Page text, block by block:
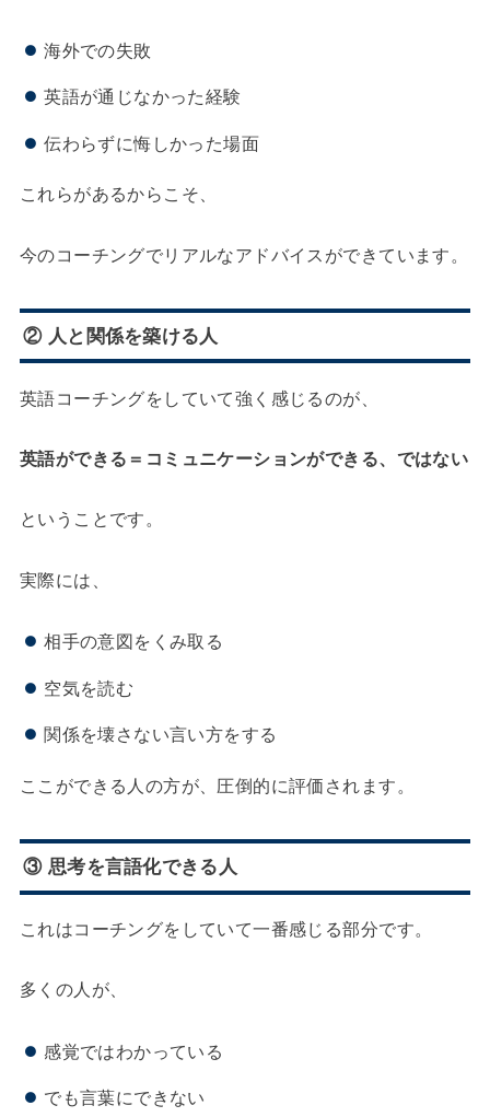
海外での失敗
英語が通じなかった経験
伝わらずに悔しかった場面
これらがあるからこそ、
今のコーチングでリアルなアドバイスができています。
② 人と関係を築ける人
英語コーチングをしていて強く感じるのが、
英語ができる＝コミュニケーションができる、ではない
ということです。
実際には、
相手の意図をくみ取る
空気を読む
関係を壊さない言い方をする
ここができる人の方が、圧倒的に評価されます。
③ 思考を言語化できる人
これはコーチングをしていて一番感じる部分です。
多くの人が、
感覚ではわかっている
でも言葉にできない